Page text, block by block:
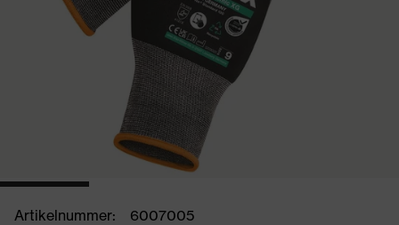
Artikelnummer:
6007005